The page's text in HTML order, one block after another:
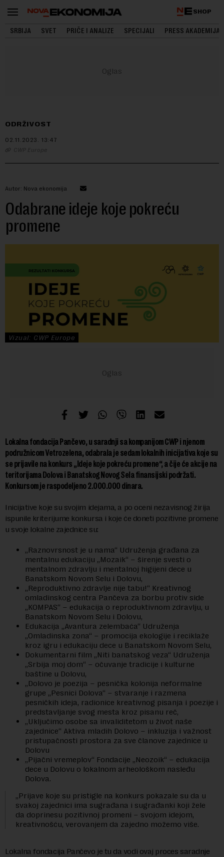
SHOP
SRBIJA SVET PRIČE I ANALIZE SPECIJALI PRESS AKADEMIJA
ODRŽIVOST
02.11.2023. 13:47
CWP Europe
Autor: Nova ekonomija
Odabrane ideje koje pokreću
promene
Vizual: CWP Europe
Lokalna fondacija Pančevo, u saradnji sa kompanijom CWP i njenom
podružnicom Vetrozelena, odabrala je sedam lokalnih inicijativa koje su
se prijavile na konkurs „Ideje koje pokreću promene“, a čije će akcije na
teritorijama Dolova i Banatskog Novog Sela finansijski podržati.
Konkursom je raspodeljeno 2.000.000 dinara.
Inicijative koje su svojim idejama, a po oceni nezavisnog žirija
ispunile kriterijume konkursa i koje će doneti pozitivne promene
u svoje lokalne zajednice su:
„Raznovrsnost je u nama“ Udruženja građana za
mentalnu edukaciju „Mozaik“ – širenje svesti o
mentalnom zdravlju i mentalnoj higijeni dece u
Banatskom Novom Selu i Dolovu,
„Reproduktivno zdravlje nije tabu!“ Kreativnog
omladinskog centra Pančeva za borbu protiv side
„KOMPAS“ – edukacija o reproduktivnom zdravlju, u
Banatskom Novom Selu i Dolovu,
Edukacija „Avantura zelembaća“ Udruženja
„Omladinska zona“ – promocija ekologije i reciklaže
kroz igru i edukaciju dece u Banatskom Novom Selu,
Dokumentarni film „Niti banatskog veza“ Udruženja
„Srbija moj dom“ – očuvanje tradicije i kulturne
baštine u Dolovu,
„Dolovo je poezija – pesnička kolonija neformalne
grupe „Pesnici Dolova“ – stvaranje i razmena
pesničkih ideja, radionice kreativnog pisanja i poezije i
predstavljanje svog mesta kroz pisanu reč,
„Uključimo osobe sa invaliditetom u život naše
zajednice“ Aktiva mladih Dolovo – inkluzija i važnost
pristupačnosti prostora za sve članove zajednice u
Dolovu
„Pijačni vremeplov“ Fondacije „Neozoik“ – edukacija
dece u Dolovu o lokalnom arheološkom nasleđu
Dolova.
„Prijave koje su pristigle na konkurs pokazale su da u
svakoj zajednici ima sugrađana i sugrađanki koji žele
da doprinesu pozitivnoj promeni – svojom idejom,
kreativnošću, verovanjem da zajedno možemo više.
Lokalna fondacija Pančevo je tu da vodi ovaj proces saradnje